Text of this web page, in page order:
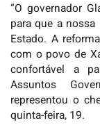
“O governador
para que a
Estado. A
com o povo de
confortável a
Assuntos
representou o
quinta-feira, 19.